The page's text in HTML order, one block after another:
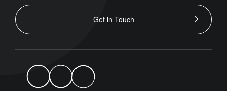
Get in Touch